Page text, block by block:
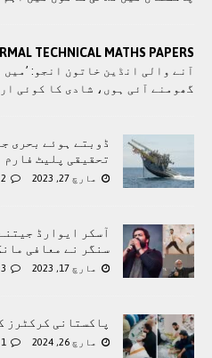
TECHNICAL MATHS PAPERS
آنے والی انڈین خاتون انجو:
گھومنے آئی ہوں، شادی کا کوئی
ڈوبتے ہوئے بحری
تحقیقی پلیٹ فارم
مارچ 27, 2023 2
آسکر ایوارڈ
سنگر نے معافی
مارچ 17, 2023 3
پاکستانی
مارچ 26, 2024 1